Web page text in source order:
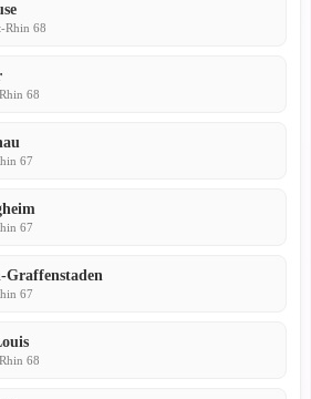
Rhin 68
68
67
67
67
68